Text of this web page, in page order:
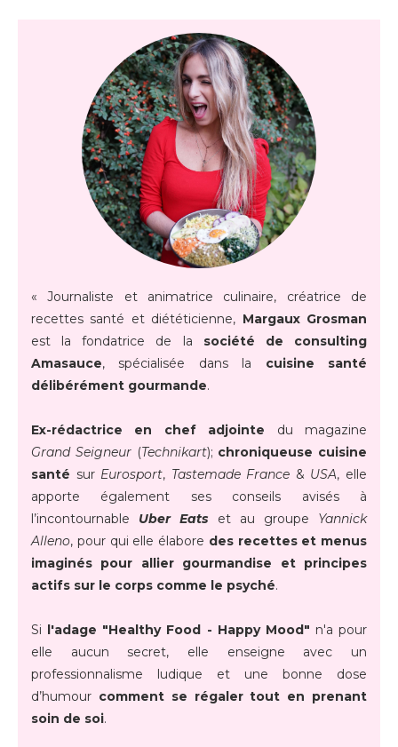
« Journaliste et animatrice culinaire, créatrice de
recettes santé et diététicienne, Margaux Grosman
est la fondatrice de la société de consulting
Amasauce, spécialisée dans la cuisine santé
délibérément gourmande.
Ex-rédactrice en chef adjointe du magazine
Grand Seigneur(Technikart); chroniqueuse cuisine
santé sur Eurosport, Tastemade France & USA, elle
apporte également ses conseils avisés à
l’incontournable Uber Eats et au groupe Yannick
Alleno, pour qui elle élabore des recettes et menus
imaginés pour allier gourmandise et principes
actifs sur le corps comme le psyché.
Si l'adage "Healthy Food - Happy Mood" n'a pour
elle aucun secret, elle enseigne avec un
professionnalisme ludique et une bonne dose
d’humour comment se régaler tout en prenant
soin de soi.